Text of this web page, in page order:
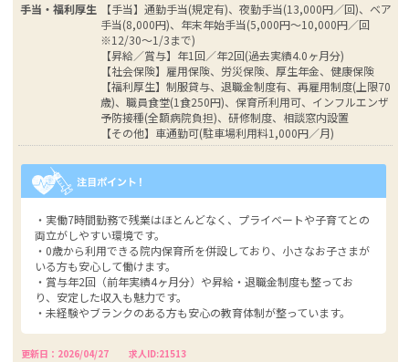
手当・福利厚生
【手当】通勤手当(規定有)、夜勤手当(13,000円／回)、ベア
手当(8,000円)、年末年始手当(5,000円～10,000円／回
※12/30～1/3まで)
【昇給／賞与】年1回／年2回(過去実績4.0ヶ月分)
【社会保険】雇用保険、労災保険、厚生年金、健康保険
【福利厚生】制服貸与、退職金制度有、再雇用制度(上限70
歳)、職員食堂(1食250円)、保育所利用可、インフルエンザ
予防接種(全額病院負担)、研修制度、相談窓内設置
【その他】車通勤可(駐車場利用料1,000円／月)
・実働7時間勤務で残業はほとんどなく、プライベートや子育てとの
両立がしやすい環境です。
・0歳から利用できる院内保育所を併設しており、小さなお子さまが
いる方も安心して働けます。
・賞与年2回（前年実績4ヶ月分）や昇給・退職金制度も整ってお
り、安定した収入も魅力です。
・未経験やブランクのある方も安心の教育体制が整っています。
更新日：2026/04/27 求人ID:21513